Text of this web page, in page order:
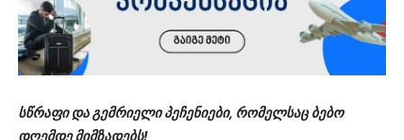
სწრაფი და გემრიელი პეჩენიები, რომელსაც ბებო
დღემდე მიმზადებს!